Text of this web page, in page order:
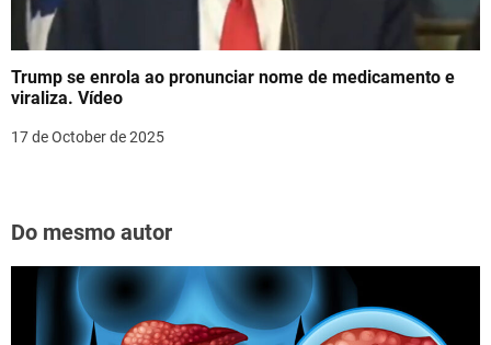
Trump se enrola ao pronunciar nome de medicamento e
viraliza. Vídeo
17 de October de 2025
Do mesmo autor